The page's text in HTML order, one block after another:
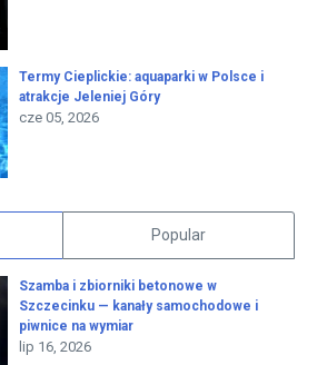
Termy Cieplickie: aquaparki w Polsce i
atrakcje Jeleniej Góry
cze 05, 2026
Popular
Szamba i zbiorniki betonowe w
Szczecinku — kanały samochodowe i
piwnice na wymiar
lip 16, 2026